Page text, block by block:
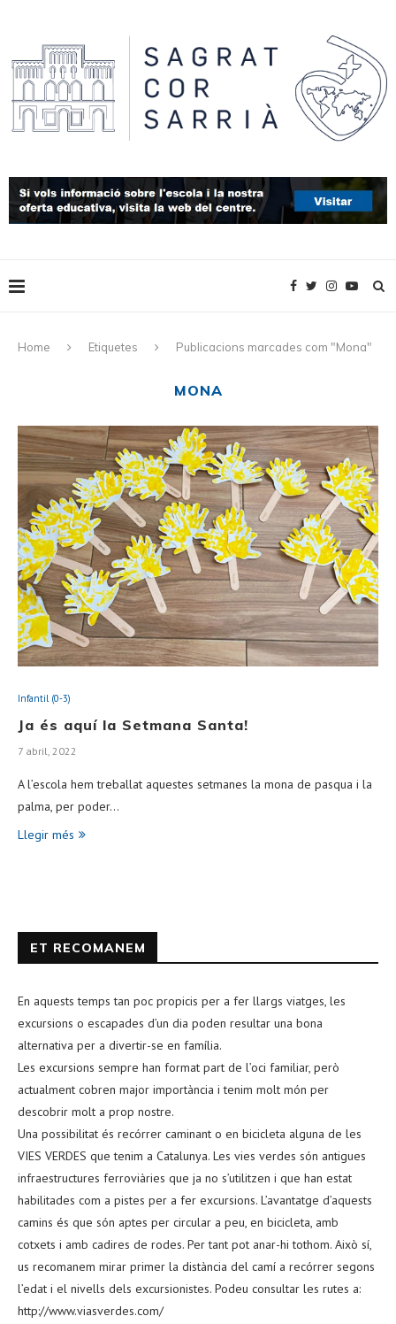
Home Etiquetes Publicacions marcades com "Mona"
MONA
Infantil (0-3)
Ja és aquí la Setmana Santa!
7 abril, 2022
A l’escola hem treballat aquestes setmanes la mona de pasqua i la
palma, per poder…
Llegir més
ET RECOMANEM
En aquests temps tan poc propicis per a fer llargs viatges, les
excursions o escapades d’un dia poden resultar una bona
alternativa per a divertir-se en família.
Les excursions sempre han format part de l’oci familiar, però
actualment cobren major importància i tenim molt món per
descobrir molt a prop nostre.
Una possibilitat és recórrer caminant o en bicicleta alguna de les
VIES VERDES que tenim a Catalunya. Les vies verdes són antigues
infraestructures ferroviàries que ja no s’utilitzen i que han estat
habilitades com a pistes per a fer excursions. L’avantatge d’aquests
camins és que són aptes per circular a peu, en bicicleta, amb
cotxets i amb cadires de rodes. Per tant pot anar-hi tothom. Això sí,
us recomanem mirar primer la distància del camí a recórrer segons
l’edat i el nivells dels excursionistes. Podeu consultar les rutes a:
http://www.viasverdes.com/